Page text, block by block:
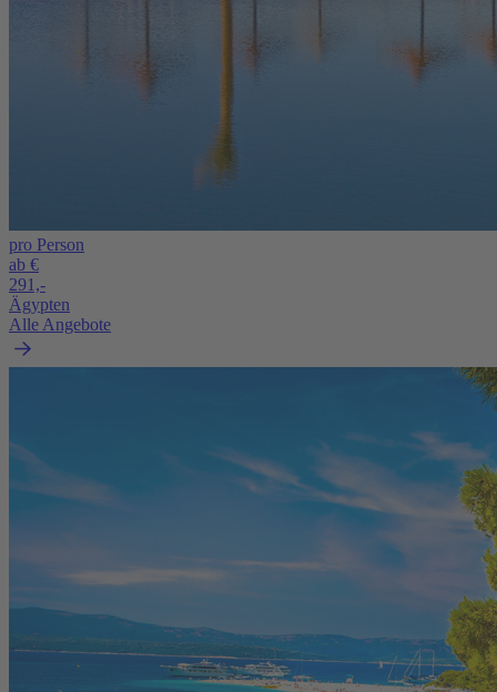
pro Person
ab €
291,-
Ägypten
Alle Angebote